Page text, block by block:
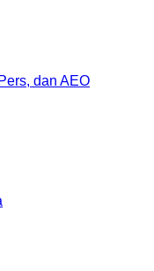
dan AEO